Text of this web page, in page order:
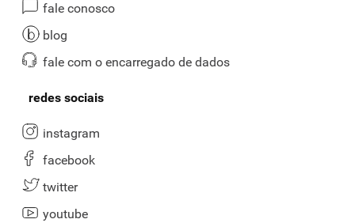
fale conosco
blog
fale com o encarregado de dados
redes sociais
instagram
facebook
twitter
youtube